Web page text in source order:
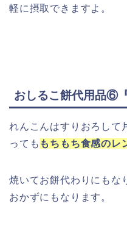
軽に摂取できますよ。
おしるこ餅代用品⑥
れんこんはすりおろして
っても もちもち食感のレ
焼いてお餅代わりにもな
おかずにもなります。